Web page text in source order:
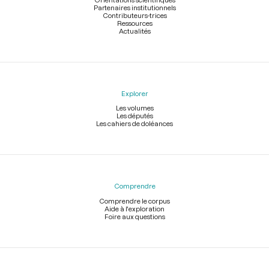
Partenaires institutionnels
Contributeurs-trices
Ressources
Actualités
Explorer
Les volumes
Les députés
Les cahiers de doléances
Comprendre
Comprendre le corpus
Aide à l'exploration
Foire aux questions